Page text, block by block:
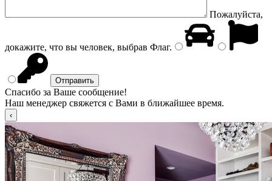
Пожалуйста,
докажите, что вы человек, выбрав Флаг.
Спасибо за Ваше сообщение!
Наш менеджер свяжется с Вами в ближайшее время.